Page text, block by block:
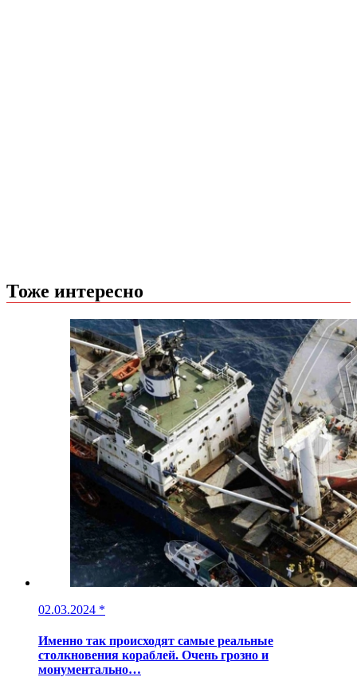
Тоже интересно
02.03.2024 *
Именно так происходят самые реальные
столкновения кораблей. Очень грозно и
монументально…